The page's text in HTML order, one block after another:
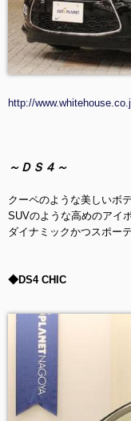
http://
～ＤＳ４～
クーペのような美しいボ
SUVのような高めのアイ
ダイナミックかつスポー
◆DS4 CHIC